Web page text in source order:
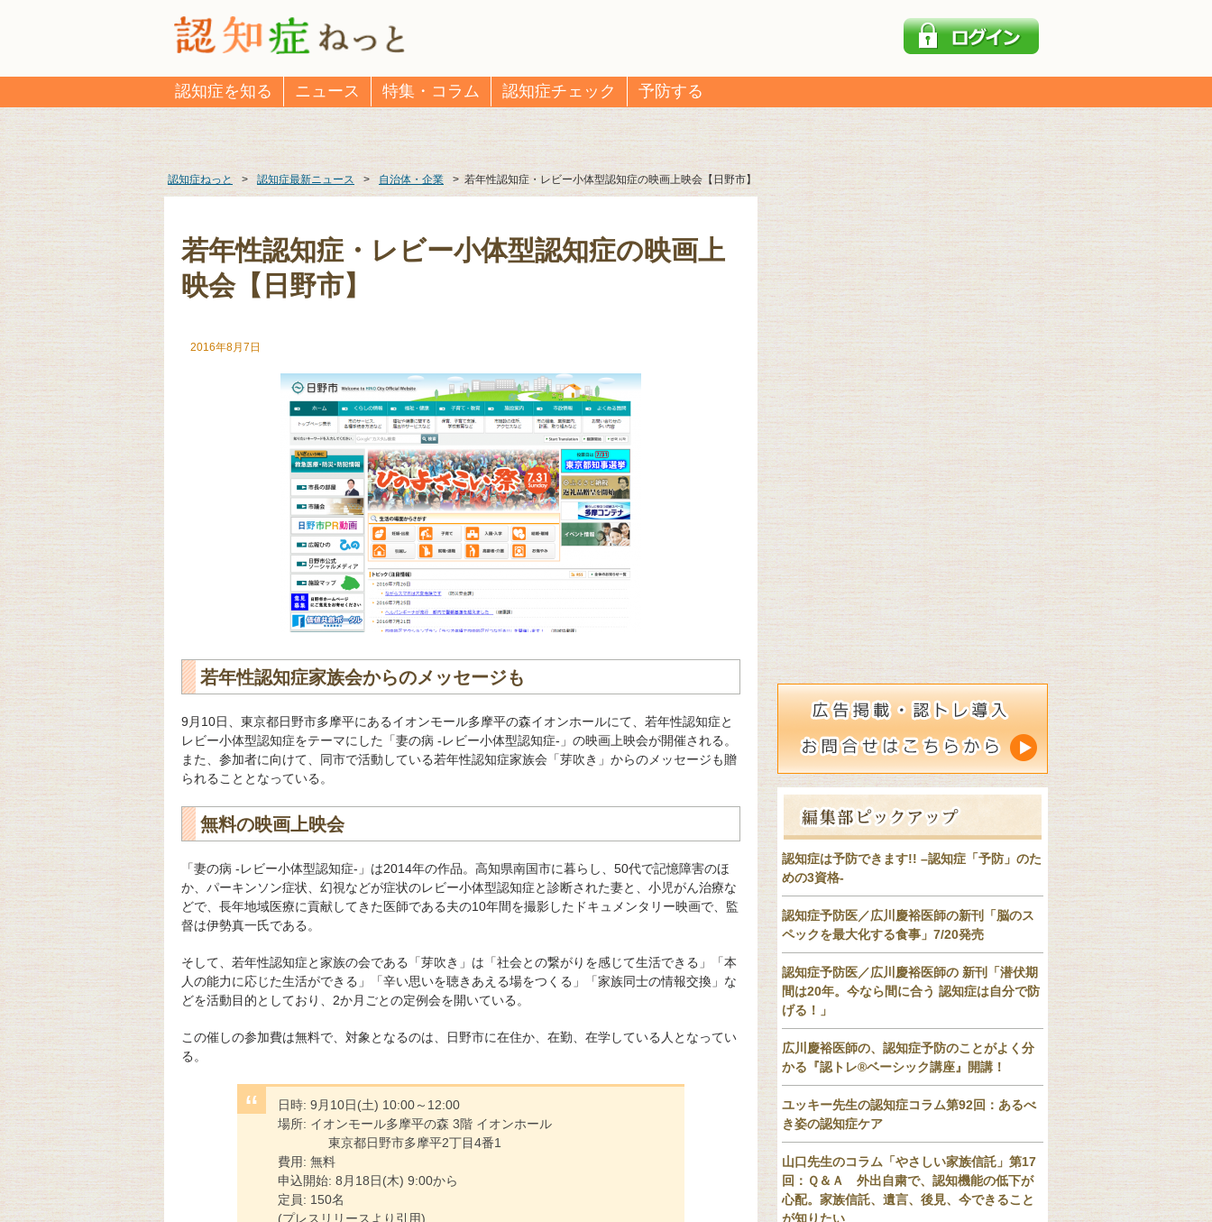
認知症を知る ニュース 特集・コラム 認知症チェック 予防する
認知症ねっと > 認知症最新ニュース > 自治体・企業 > 若年性認知症・レビー小体型認知症の映画上映会【日野市】
若年性認知症・レビー小体型認知症の映画上
映会【日野市】
2016年8月7日
若年性認知症家族会からのメッセージも
9月10日、東京都日野市多摩平にあるイオンモール多摩平の森イオンホールにて、若年性認知症と
レビー小体型認知症をテーマにした「妻の病 -レビー小体型認知症-」の映画上映会が開催される。
また、参加者に向けて、同市で活動している若年性認知症家族会「芽吹き」からのメッセージも贈
られることとなっている。
無料の映画上映会
「妻の病 -レビー小体型認知症-」は2014年の作品。高知県南国市に暮らし、50代で記憶障害のほ
か、パーキンソン症状、幻視などが症状のレビー小体型認知症と診断された妻と、小児がん治療な
どで、長年地域医療に貢献してきた医師である夫の10年間を撮影したドキュメンタリー映画で、監
督は伊勢真一氏である。
そして、若年性認知症と家族の会である「芽吹き」は「社会との繋がりを感じて生活できる」「本
人の能力に応じた生活ができる」「辛い思いを聴きあえる場をつくる」「家族同士の情報交換」な
どを活動目的としており、2か月ごとの定例会を開いている。
この催しの参加費は無料で、対象となるのは、日野市に在住か、在勤、在学している人となってい
る。
日時: 9月10日(土) 10:00～12:00
場所: イオンモール多摩平の森 3階 イオンホール
東京都日野市多摩平2丁目4番1
費用: 無料
申込開始: 8月18日(木) 9:00から
定員: 150名
(プレスリリースより引用)
認知症は予防できます!! –認知症「予防」のた
めの3資格-
認知症予防医／広川慶裕医師の新刊「脳のス
ペックを最大化する食事」7/20発売
認知症予防医／広川慶裕医師の 新刊「潜伏期
間は20年。今なら間に合う 認知症は自分で防
げる！」
広川慶裕医師の、認知症予防のことがよく分
かる『認トレ®️ベーシック講座』開講！
ユッキー先生の認知症コラム第92回：あるべ
き姿の認知症ケア
山口先生のコラム「やさしい家族信託」第17
回：Ｑ＆Ａ 外出自粛で、認知機能の低下が
心配。家族信託、遺言、後見、今できること
が知りたい